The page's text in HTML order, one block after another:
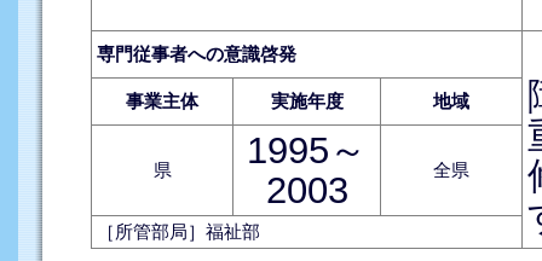
専門従事者への意識啓発
事業主体 実施年度 地域
県
1995～
2003
全県
［所管部局］福祉部